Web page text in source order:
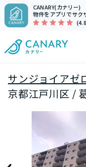
CANARY(カナリー)
物件をアプリでサク
サンジョイアゼ
京都江戸川区 /